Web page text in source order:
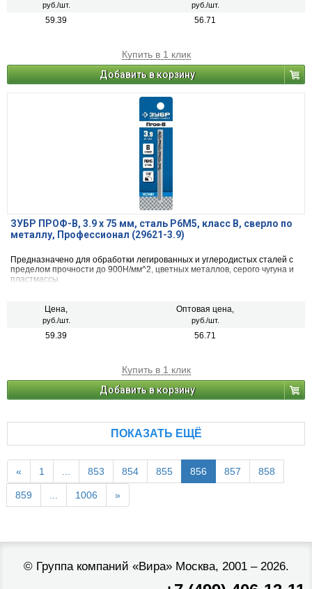
руб./шт. руб./шт.
59.39 56.71
Купить в 1 клик
Добавить в корзину
ЗУБР ПРОФ-В, 3.9 х 75 мм, сталь Р6М5, класс В, сверло по
металлу, Профессионал (29621-3.9)
Предназначено для обработки легированных и углеродистых сталей с
пределом прочности до 900Н/мм^2, цветных металлов, серого чугуна и
пластмассы.
Цена,
руб./шт.
Оптовая цена,
руб./шт.
59.39 56.71
Купить в 1 клик
Добавить в корзину
ПОКАЗАТЬ ЕЩЁ
« 1 ... 853 854 855 856 857 858
859 ... 1006 »
© Группа компаний «Вира»Москва, 2001 – 2026.